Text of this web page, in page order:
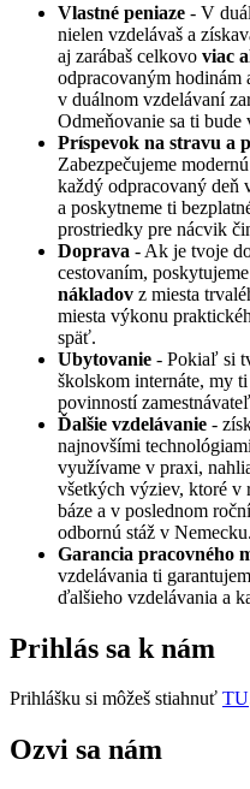
Vlastné peniaze - V
nielen vzdelávaš a
aj zarábaš celkovo viac
odpracovaným hodinám
v duálnom vzdelávaní
Odmeňovanie sa ti
Príspevok na stravu a
Zabezpečujeme
každý odpracovaný deň
a poskytneme ti
prostriedky pre nácvik
Doprava - Ak je tvoje
cestovaním, poskytujeme
nákladov z miesta
miesta výkonu
späť.
Ubytovanie - Pokiaľ si
školskom internáte, my
povinností
Ďalšie vzdelávanie -
najnovšími
využívame v praxi,
všetkých výziev, ktoré v
báze a v poslednom
odbornú stáž v Nemecku.
Garancia pracovného
vzdelávania ti
ďalšieho vzdelávania a
Prihlás sa k nám
Prihlášku si môžeš stiahnuť TU
Ozvi sa nám